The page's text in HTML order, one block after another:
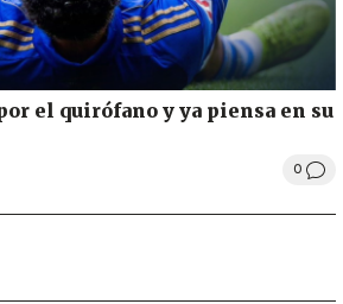
el quirófano y ya piensa en su
0